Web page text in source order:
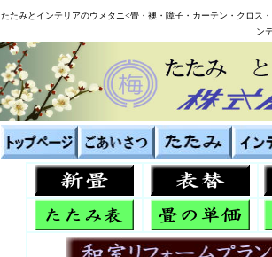
たたみとインテリアのウメタニ<畳・襖・障子・カーテン・クロス
ン